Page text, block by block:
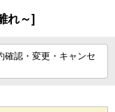
れ～]
確認・変更・キャンセ